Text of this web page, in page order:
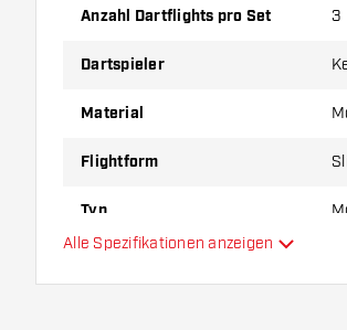
Dicke der Flights aus, um
Anzahl Dartflights pro Set 3
Dartspieler
Material
Flightform
Typ
Alle Spezifikationen anzeigen